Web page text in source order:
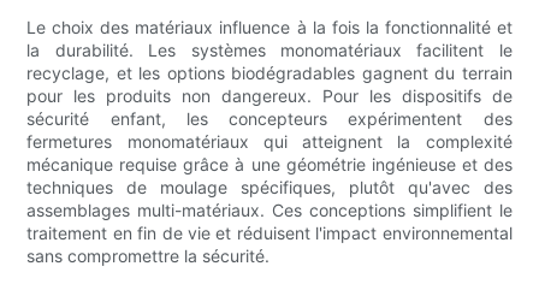
Le choix des matériaux influence à la fois la fonctionnalité et
la durabilité. Les systèmes monomatériaux facilitent le
recyclage, et les options biodégradables gagnent du terrain
pour les produits non dangereux. Pour les dispositifs de
sécurité enfant, les concepteurs expérimentent des
fermetures monomatériaux qui atteignent la complexité
mécanique requise grâce à une géométrie ingénieuse et des
techniques de moulage spécifiques, plutôt qu'avec des
assemblages multi-matériaux. Ces conceptions simplifient le
traitement en fin de vie et réduisent l'impact environnemental
sans compromettre la sécurité.